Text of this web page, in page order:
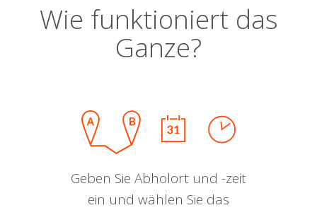
Wie funktioniert das
Ganze?
Geben Sie Abholort und -zeit
ein und wählen Sie das